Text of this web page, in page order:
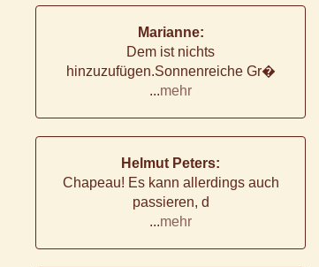
Marianne:
Dem ist nichts
hinzuzufügen.Sonnenreiche Gr�
...mehr
Helmut Peters:
Chapeau! Es kann allerdings auch
passieren, d
...mehr